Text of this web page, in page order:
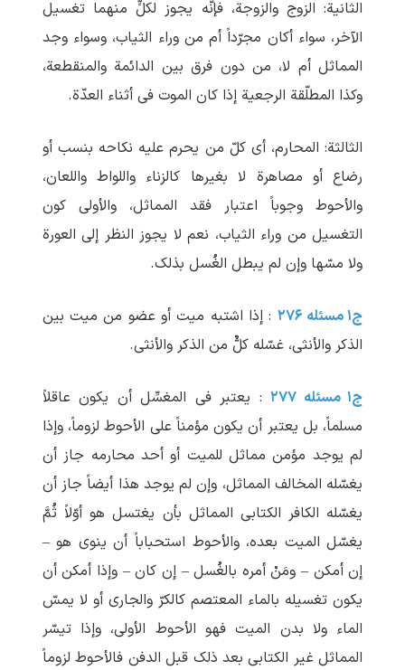
الثانیة: الزوج والزوجة، فإنّه یجوز لکلٍّ منهما تغسیل
الآخر، سواء أکان مجرّداً أم من وراء الثیاب، وسواء وجد
المماثل أم لا، من دون فرق بین الدائمة والمنقطعة،
وکذا المطلّقة الرجعیة إذا کان الموت فی أثناء العدّة.
الثالثة: المحارم، أی کلّ من یحرم علیه نکاحه بنسب أو
رضاع أو مصاهرة لا بغیرها کالزناء واللواط واللعان،
والأحوط وجوباً اعتبار فقد المماثل، والأولی کون
التغسیل من وراء الثیاب، نعم لا یجوز النظر إلی العورة
ولا مسّها وإن لم ‏یبطل الغُسل بذلک.
ج۱ مسئله ۲۷۶
: إذا اشتبه میت أو عضو من میت بین
الذکر والأنثی، غسّله کلٌّ من الذکر والأنثی.
ج۱ مسئله ۲۷۷
: یعتبر فی المغسِّل أن یکون عاقلاً
مسلماً، بل یعتبر أن یکون مؤمناً علی الأحوط لزوماً، وإذا
لم ‏یوجد مؤمن مماثل للمیت أو أحد محارمه جاز أن
یغسّله المخالف المماثل، وإن لم ‏یوجد هذا أیضاً جاز أن
یغسّله الکافر الکتابی المماثل بأن یغتسل هو أوّلاً ثُمَّ
یغسّل المیت بعده، والأحوط استحباباً أن ینوی هو –
إن أمکن – ومَنْ أمره بالغُسل – إن کان – وإذا أمکن أن
یکون تغسیله بالماء المعتصم کالکرّ والجاری أو لا یمسّ
الماء ولا بدن المیت فهو الأحوط الأولی، وإذا تیسّر
المماثل غیر الکتابی بعد ذلک قبل الدفن فالأحوط لزوماً